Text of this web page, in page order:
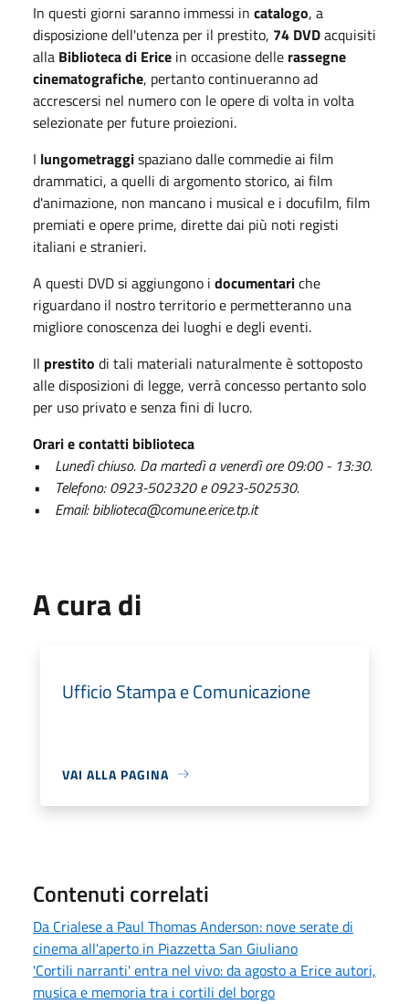
In questi giorni saranno immessi in catalogo, a
disposizione dell'utenza per il prestito, 74 DVDacquisiti
alla Biblioteca di Erice in occasione delle rassegne
cinematografiche, pertanto continueranno ad
accrescersi nel numero con le opere di volta in volta
selezionate per future proiezioni.
I lungometraggispaziano dalle commedie ai film
drammatici, a quelli di argomento storico, ai film
d'animazione, non mancano i musical e i docufilm, film
premiati e opere prime, dirette dai più noti registi
italiani e stranieri.
A questi DVD si aggiungono i documentariche
riguardano il nostro territorio e permetteranno una
migliore conoscenza dei luoghi e degli eventi.
Il prestito di tali materiali naturalmente è sottoposto
alle disposizioni di legge, verrà concesso pertanto solo
per uso privato e senza fini di lucro.
Orari e contatti biblioteca
• Lunedì chiuso. Da martedì a venerdì ore 09:00 - 13:30.
• Telefono: 0923-502320 e 0923-502530.
• Email: biblioteca@comune.erice.tp.it
A cura di
Ufficio Stampa e Comunicazione
VAI ALLA PAGINA
Contenuti correlati
Da Crialese a Paul Thomas Anderson: nove serate di
cinema all'aperto in Piazzetta San Giuliano
'Cortili narranti' entra nel vivo: da agosto a Erice autori,
musica e memoria tra i cortili del borgo